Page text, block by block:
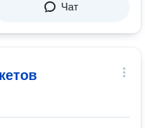
Чат